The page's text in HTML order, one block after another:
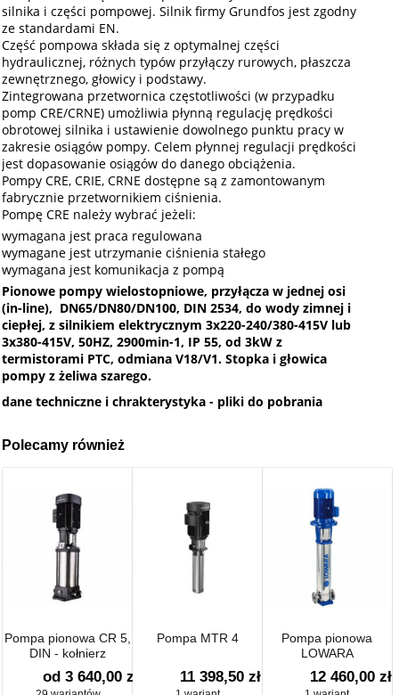
silnika i części pompowej. Silnik firmy Grundfos jest zgodny
ze standardami EN.
Część pompowa składa się z optymalnej części
hydraulicznej, różnych typów przyłączy rurowych, płaszcza
zewnętrznego, głowicy i podstawy.
Zintegrowana przetwornica częstotliwości (w przypadku
pomp CRE/CRNE) umożliwia płynną regulację prędkości
obrotowej silnika i ustawienie dowolnego punktu pracy w
zakresie osiągów pompy. Celem płynnej regulacji prędkości
jest dopasowanie osiągów do danego obciążenia.
Pompy CRE, CRIE, CRNE dostępne są z zamontowanym
fabrycznie przetwornikiem ciśnienia.
Pompę CRE należy wybrać jeżeli:
wymagana jest praca regulowana
wymagane jest utrzymanie ciśnienia stałego
wymagana jest komunikacja z pompą
Pionowe pompy wielostopniowe, przyłącza w jednej osi
(in-line), DN65/DN80/DN100, DIN 2534, do wody zimnej i
ciepłej, z silnikiem elektrycznym 3x220-240/380-415V lub
3x380-415V, 50HZ, 2900min-1, IP 55, od 3kW z
termistorami PTC, odmiana V18/V1. Stopka i głowica
pompy z żeliwa szarego.
dane techniczne i chrakterystyka - pliki do pobrania
Polecamy również
Pompa pionowa CR 5,
DIN - kołnierz
od 3 640,00 zł
Pompa MTR 4
11 398,50 zł
Pompa pionowa
LOWARA
22SV05N055T/D
12 460,00 zł